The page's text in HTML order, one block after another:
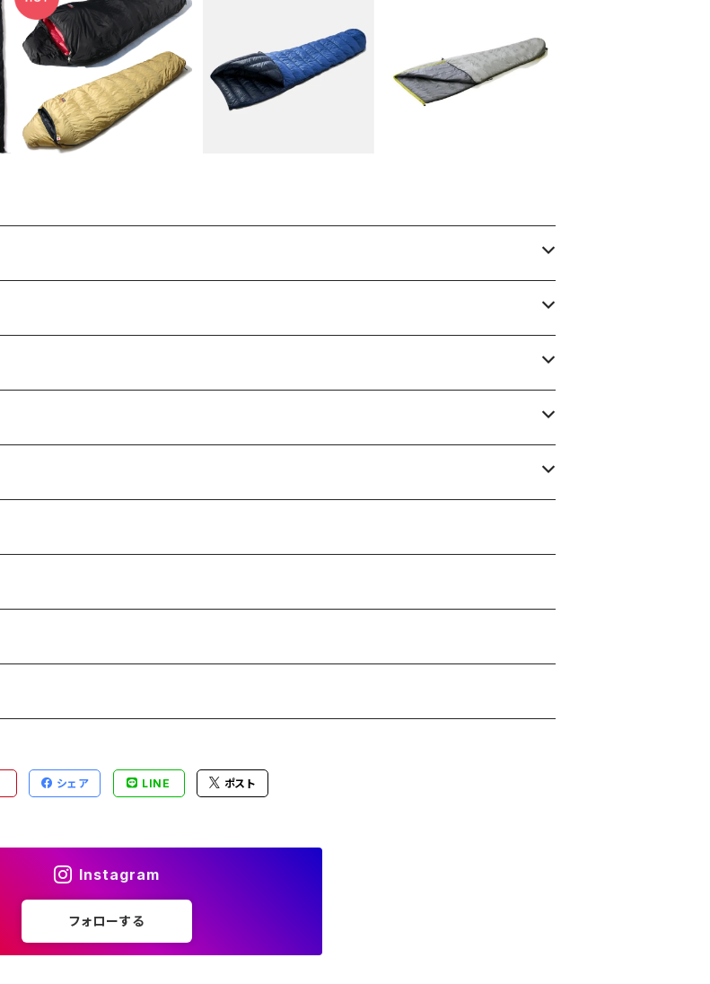
NANGA ナンガ 北斗別
注 AURORA LIGHT オ
ーロラライト 600DX
マミー型 スリーピングバ
ッグ
¥45,980
【ISUKA】エアドライト 1
60
¥24,750
【ISUKA】アルファライト
フードレス
¥15,400
シェア LINE ポスト
Instagram
フォローする